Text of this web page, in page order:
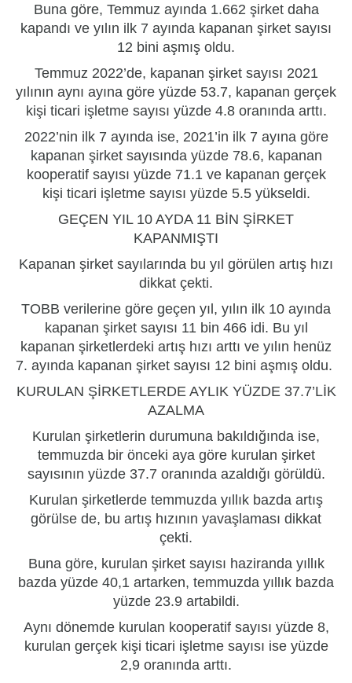
Buna göre, Temmuz ayında 1.662 şirket daha
kapandı ve yılın ilk 7 ayında kapanan şirket sayısı
12 bini aşmış oldu.
Temmuz 2022’de, kapanan şirket sayısı 2021
yılının aynı ayına göre yüzde 53.7, kapanan gerçek
kişi ticari işletme sayısı yüzde 4.8 oranında arttı.
2022’nin ilk 7 ayında ise, 2021’in ilk 7 ayına göre
kapanan şirket sayısında yüzde 78.6, kapanan
kooperatif sayısı yüzde 71.1 ve kapanan gerçek
kişi ticari işletme sayısı yüzde 5.5 yükseldi.
GEÇEN YIL 10 AYDA 11 BİN ŞİRKET
KAPANMIŞTI
Kapanan şirket sayılarında bu yıl görülen artış hızı
dikkat çekti.
TOBB verilerine göre geçen yıl, yılın ilk 10 ayında
kapanan şirket sayısı 11 bin 466 idi. Bu yıl
kapanan şirketlerdeki artış hızı arttı ve yılın henüz
7. ayında kapanan şirket sayısı 12 bini aşmış oldu.
KURULAN ŞİRKETLERDE AYLIK YÜZDE 37.7’LİK
AZALMA
Kurulan şirketlerin durumuna bakıldığında ise,
temmuzda bir önceki aya göre kurulan şirket
sayısının yüzde 37.7 oranında azaldığı görüldü.
Kurulan şirketlerde temmuzda yıllık bazda artış
görülse de, bu artış hızının yavaşlaması dikkat
çekti.
Buna göre, kurulan şirket sayısı haziranda yıllık
bazda yüzde 40,1 artarken, temmuzda yıllık bazda
yüzde 23.9 artabildi.
Aynı dönemde kurulan kooperatif sayısı yüzde 8,
kurulan gerçek kişi ticari işletme sayısı ise yüzde
2,9 oranında arttı.